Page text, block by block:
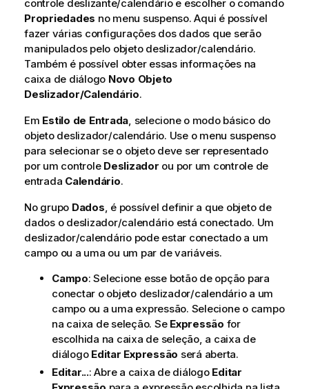
controle deslizante/calendário e escolher o comando
Propriedades no menu suspenso. Aqui é possível
fazer várias configurações dos dados que serão
manipulados pelo objeto deslizador/calendário.
Também é possível obter essas informações na
caixa de diálogo Novo Objeto
Deslizador/Calendário.
Em Estilo de Entrada, selecione o modo básico do
objeto deslizador/calendário. Use o menu suspenso
para selecionar se o objeto deve ser representado
por um controle Deslizador ou por um controle de
entrada Calendário.
No grupo Dados, é possível definir a que objeto de
dados o deslizador/calendário está conectado. Um
deslizador/calendário pode estar conectado a um
campo ou a uma ou um par de variáveis.
Campo: Selecione esse botão de opção para
conectar o objeto deslizador/calendário a um
campo ou a uma expressão. Selecione o campo
na caixa de seleção. Se Expressão for
escolhida na caixa de seleção, a caixa de
diálogo Editar Expressão será aberta.
Editar...: Abre a caixa de diálogo Editar